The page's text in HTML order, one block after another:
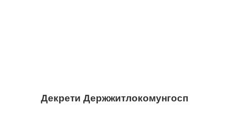
Декрети Держжитлокомунгосп